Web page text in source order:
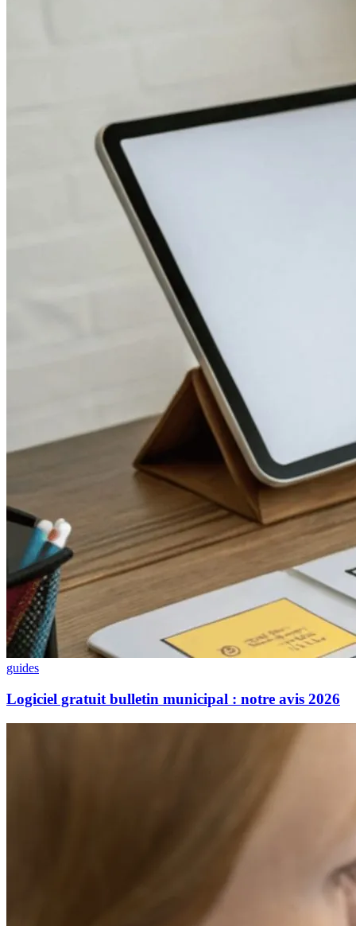
guides
Logiciel gratuit bulletin municipal : notre avis 2026